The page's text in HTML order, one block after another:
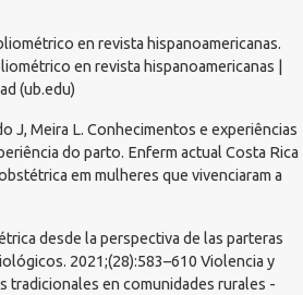
en revista hispanoamericanas.
en revista hispanoamericanas |
(ub.edu)
J, Meira L. Conhecimentos e experiências
do parto. Enferm actual Costa Rica
em mulheres que vivenciaram a
desde la perspectiva de las parteras
2021;(28):583–610 Violencia y
tradicionales en comunidades rurales -